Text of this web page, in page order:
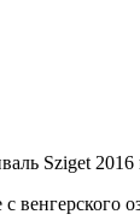
Sziget 2016
с